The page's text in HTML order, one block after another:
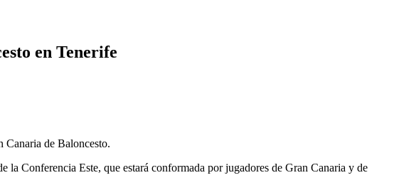
en Tenerife
Canaria de Baloncesto.
la Conferencia Este, que estará conformada por jugadores de Gran Canaria y de